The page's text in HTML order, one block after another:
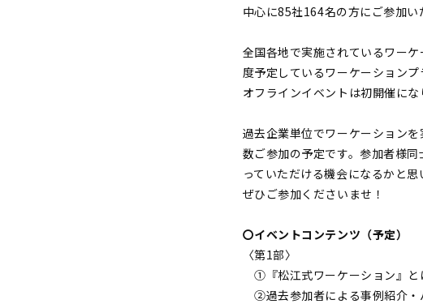
中心に85社164名の方にご参加い
全国各地で実施されているワー
度予定しているワーケーション
オフラインイベントは初開催にな
過去企業単位でワーケーション
数ご参加の予定です。参加者様
っていただける機会になるかと思
ぜひご参加くださいませ！
〇イベントコンテンツ（予定）
〈第1部〉
①『松江式ワーケーション』と
②過去参加者による事例紹介・